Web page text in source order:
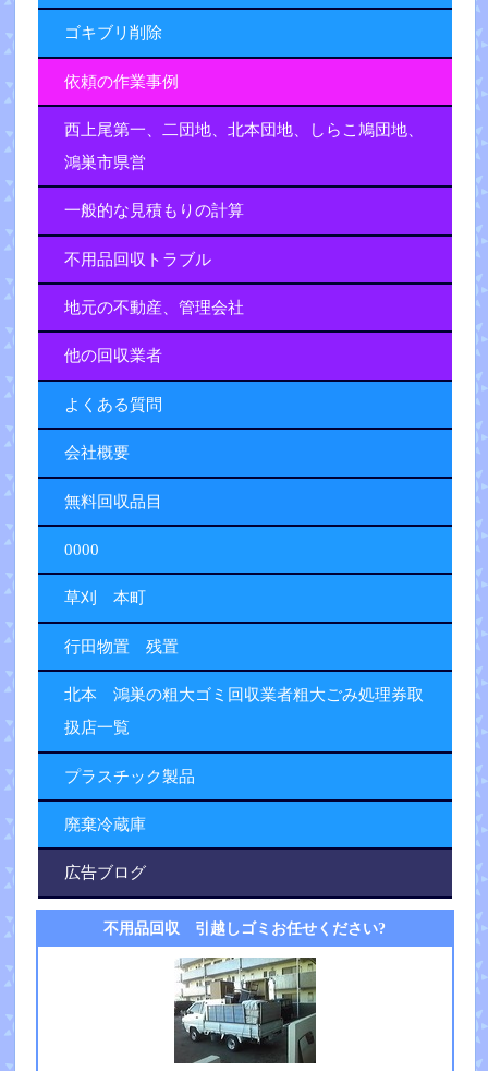
ゴキブリ削除
依頼の作業事例
西上尾第一、二団地、北本団地、しらこ鳩団地、
鴻巣市県営
一般的な見積もりの計算
不用品回収トラブル
地元の不動産、管理会社
他の回収業者
よくある質問
会社概要
無料回収品目
0000
草刈 本町
行田物置 残置
北本 鴻巣の粗大ゴミ回収業者粗大ごみ処理券取
扱店一覧
プラスチック製品
廃棄冷蔵庫
広告ブログ
不用品回収 引越しゴミお任せください?